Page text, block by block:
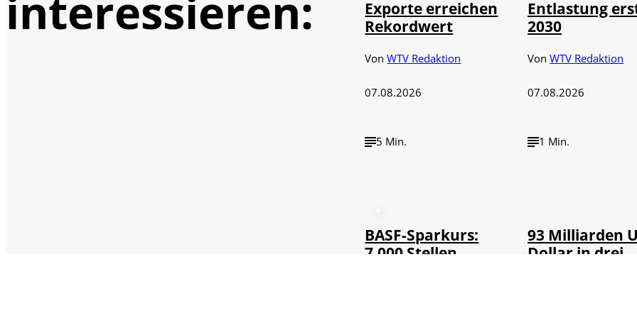
Exporte erreichen
Rekordwert
VonWTV Redaktion
07.08.2026
5 Min.
Entlastung
2030
VonWTV Redaktion
07.08.2026
1 Min.
BASF-Sparkurs:
7.000 Stellen
93 Milliarden
Dollar in drei